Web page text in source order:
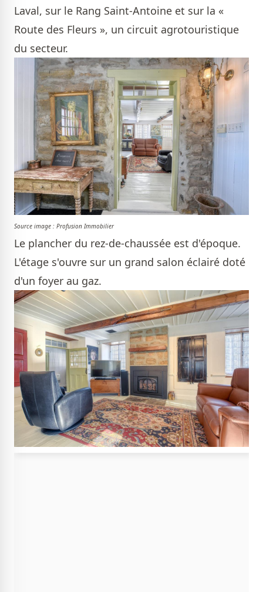
Laval, sur le Rang Saint-Antoine et sur la «
Route des Fleurs », un circuit agrotouristique
du secteur.
Source image : Profusion Immobilier
Le plancher du rez-de-chaussée est d'époque.
L'étage s'ouvre sur un grand salon éclairé doté
d'un foyer au gaz.